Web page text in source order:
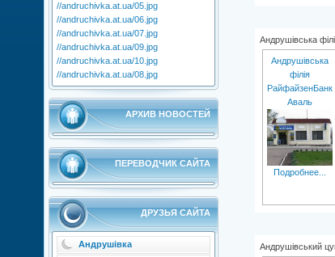
//andruchivka.at.ua/05.jpg
//andruchivka.at.ua/06.jpg
//andruchivka.at.ua/07.jpg
//andruchivka.at.ua/09.jpg
//andruchivka.at.ua/10.jpg
//andruchivka.at.ua/08.jpg
АРХИВ НОВОСТЕЙ
ПЕРЕВОДЧИК САЙТА
ДРУЗЬЯ САЙТА
Андрушівка
Андрушівська
Андрушівська
філія
РайфайзенБанк
Аваль
Подробнее...
Андрушівський